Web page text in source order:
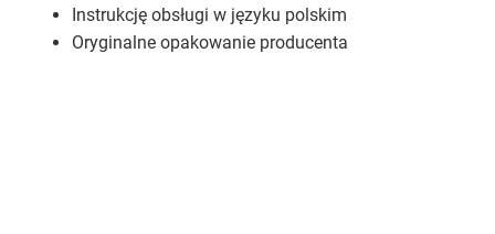
Instrukcję obsługi w języku polskim
Oryginalne opakowanie producenta